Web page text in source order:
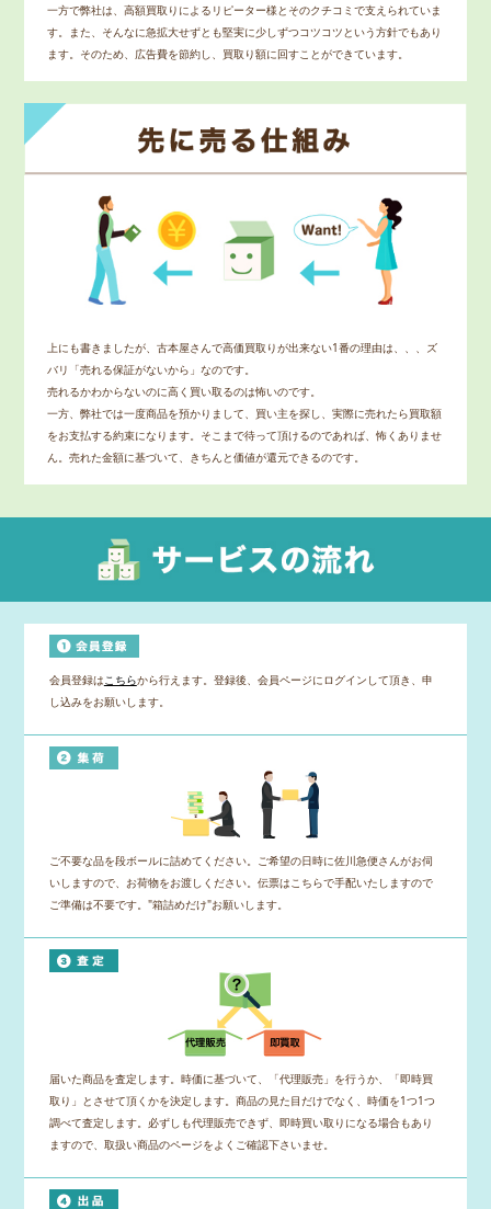
一方で弊社は、高額買取りによるリピーター様とそのクチコミで支えられていま
す。また、そんなに急拡大せずとも堅実に少しずつコツコツという方針でもあり
ます。そのため、広告費を節約し、買取り額に回すことができています。
上にも書きましたが、古本屋さんで高価買取りが出来ない1番の理由は、、、ズ
バリ「売れる保証がないから」なのです。
売れるかわからないのに高く買い取るのは怖いのです。
一方、弊社では一度商品を預かりまして、買い主を探し、実際に売れたら買取額
をお支払する約束になります。そこまで待って頂けるのであれば、怖くありませ
ん。売れた金額に基づいて、きちんと価値が還元できるのです。
会員登録はこちらから行えます。登録後、会員ページにログインして頂き、申
し込みをお願いします。
ご不要な品を段ボールに詰めてください。ご希望の日時に佐川急便さんがお伺
いしますので、お荷物をお渡しください。伝票はこちらで手配いたしますので
ご準備は不要です。"箱詰めだけ"お願いします。
届いた商品を査定します。時価に基づいて、「代理販売」を行うか、「即時買
取り」とさせて頂くかを決定します。商品の見た目だけでなく、時価を1つ1つ
調べて査定します。必ずしも代理販売できず、即時買い取りになる場合もあり
ますので、取扱い商品のページをよくご確認下さいませ。